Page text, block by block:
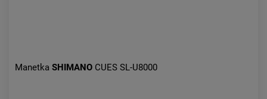
Manetka SHIMANO CUES SL-U8000